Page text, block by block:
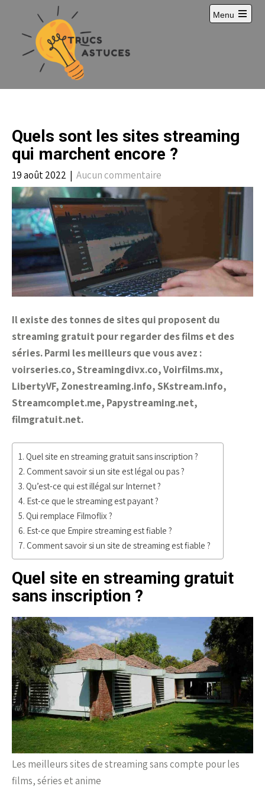
o
Menu
Quels sont les sites streaming
qui marchent encore ?
19 août 2022 | Aucun commentaire
Il existe des tonnes de sites qui proposent du
streaming gratuit pour regarder des films et des
séries. Parmi les meilleurs que vous avez :
voirseries.co, Streamingdivx.co, Voirfilms.mx,
LibertyVF, Zonestreaming.info, SKstream.info,
Streamcomplet.me, Papystreaming.net,
filmgratuit.net.
Quel site en streaming gratuit sans inscription ?
Comment savoir si un site est légal ou pas ?
Qu’est-ce qui est illégal sur Internet ?
Est-ce que le streaming est payant ?
Qui remplace Filmoflix ?
Est-ce que Empire streaming est fiable ?
Comment savoir si un site de streaming est fiable ?
Quel site en streaming gratuit
sans inscription ?
Les meilleurs sites de streaming sans compte pour les
films, séries et anime